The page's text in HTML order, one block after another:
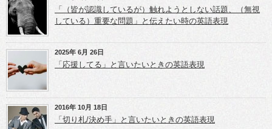
開
き
ま
す)
で
開
き
す)
ィ
ン
ド
開
き
ま
す)
「（皆が認識しているが）触れようとしない話題、（無視
している）重要な問題」と伝えたい時の英語表現
2025年 6月 26日
「応援してる」と言いたいときの英語表現
2016年 10月 18日
「切り札/決め手」と言いたいときの英語表現